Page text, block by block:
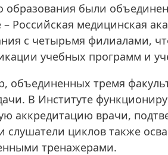
образования были
Российская медицинская
с четырьмя филиалами,
учебных программ и
объединенных тремя
В Институте
аккредитацию врачи,
циклов также
тренажерами.